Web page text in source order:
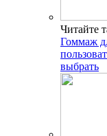
Читайте
Гоммаж
выбрать